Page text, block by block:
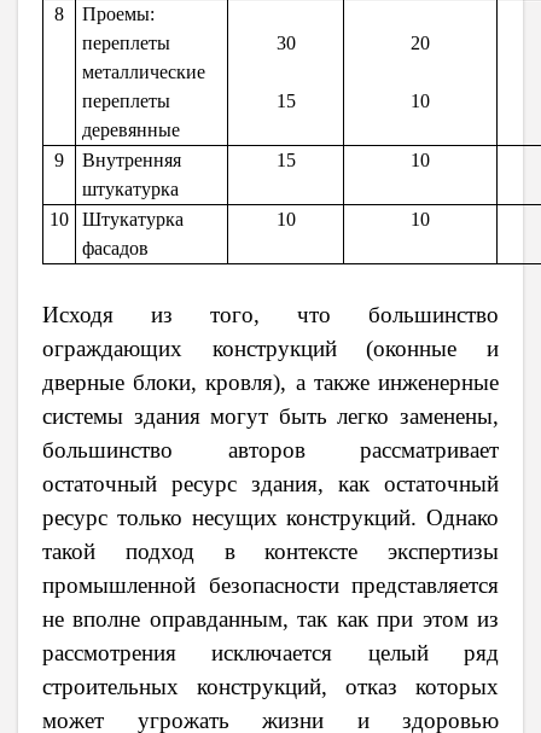
8
Проемы:
переплеты
металлические
30 20
переплеты
деревянные
15 10
9
Внутренняя
штукатурка
15 10
10
Штукатурка
фасадов
10 10
Исходя из того, что большинство
ограждающих конструкций (оконные и
дверные блоки, кровля), а также инженерные
системы здания могут быть легко заменены,
большинство авторов рассматривает
остаточный ресурс здания, как остаточный
ресурс только несущих конструкций. Однако
такой подход в контексте экспертизы
промышленной безопасности представляется
не вполне оправданным, так как при этом из
рассмотрения исключается целый ряд
строительных конструкций, отказ которых
может угрожать жизни и здоровью